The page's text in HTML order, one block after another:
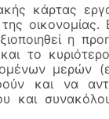
κάρτας
οικονομίας.
η
το
μερών
και να
και